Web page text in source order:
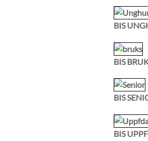
BIS
BIS
BIS
BIS